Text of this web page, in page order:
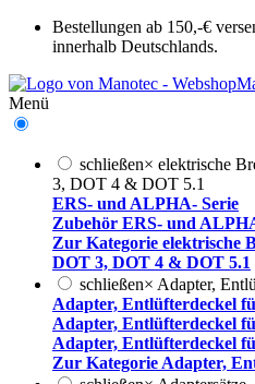
Bestellungen ab 150,-€
innerhalb Deutschlands.
Menü
schließen× elektrische
3, DOT 4 & DOT 5.1
ERS- und ALPHA- Serie
Zubehör ERS- und
Zur Kategorie elektrische
DOT 3, DOT 4 & DOT 5.1
schließen× Adapter,
Adapter, Entlüfterdeckel
Adapter, Entlüfterdeckel
Adapter, Entlüfterdeckel
Zur Kategorie Adapter,